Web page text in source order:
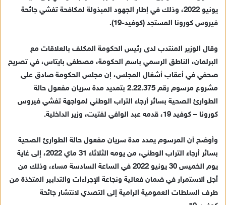
يونيو 2022، وذلك في إطار الجهود المبذولة لمكافحة تفشي جائحة
فيروس كورونا المستجد (كوفيد-19).
وقال الوزير المنتدب لدى رئيس الحكومة المكلف بالعلاقات مع
البرلمان، الناطق الرسمي باسم الحكومة، مصطفى بايتاس، في تصريح
صحفي في أعقاب أشغال المجلس، إن مجلس الحكومة صادق على
مشروع مرسوم رقم 2.22.375 بتمديد مدة سريان مفعول حالة
الطوارئ الصحية بسائر أرجاء التراب الوطني لمواجهة تفشي فيروس
كورونا – كوفيد 19، قدمه عبد الوافي لفتيت، وزير الداخلية.
وأوضح أن المرسوم يمدد مدة سريان مفعول حالة الطوارئ الصحية
بسائر أرجاء التراب الوطني، من يومه الثلاثاء 31 ماي 2022، إلى غاية
يوم الخميس 30 يونيو 2022 في الساعة السادسة مساء، وذلك من
أجل الاستمرار في ضمان فعالية ونجاعة الإجراءات والتدابير المتخذة من
طرف السلطات العمومية الرامية إلى التصدي لانتشار جائحة